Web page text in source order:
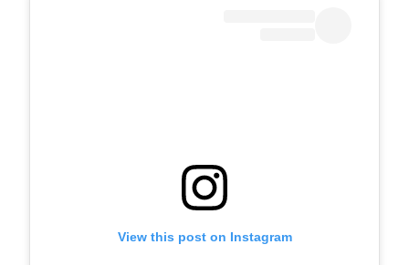
View this post on Instagram